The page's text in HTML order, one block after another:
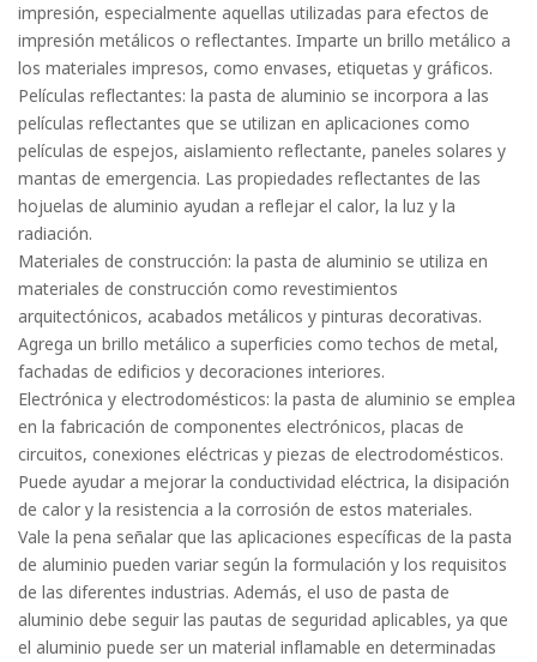
impresión, especialmente aquellas utilizadas para efectos de
impresión metálicos o reflectantes. Imparte un brillo metálico a
los materiales impresos, como envases, etiquetas y gráficos.
Películas reflectantes: la pasta de aluminio se incorpora a las
películas reflectantes que se utilizan en aplicaciones como
películas de espejos, aislamiento reflectante, paneles solares y
mantas de emergencia. Las propiedades reflectantes de las
hojuelas de aluminio ayudan a reflejar el calor, la luz y la
radiación.
Materiales de construcción: la pasta de aluminio se utiliza en
materiales de construcción como revestimientos
arquitectónicos, acabados metálicos y pinturas decorativas.
Agrega un brillo metálico a superficies como techos de metal,
fachadas de edificios y decoraciones interiores.
Electrónica y electrodomésticos: la pasta de aluminio se emplea
en la fabricación de componentes electrónicos, placas de
circuitos, conexiones eléctricas y piezas de electrodomésticos.
Puede ayudar a mejorar la conductividad eléctrica, la disipación
de calor y la resistencia a la corrosión de estos materiales.
Vale la pena señalar que las aplicaciones específicas de la pasta
de aluminio pueden variar según la formulación y los requisitos
de las diferentes industrias. Además, el uso de pasta de
aluminio debe seguir las pautas de seguridad aplicables, ya que
el aluminio puede ser un material inflamable en determinadas